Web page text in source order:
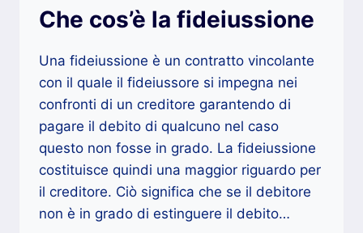
Che cos’è la fideiussione
Una fideiussione è un contratto vincolante
con il quale il fideiussore si impegna nei
confronti di un creditore garantendo di
pagare il debito di qualcuno nel caso
questo non fosse in grado. La fideiussione
costituisce quindi una maggior riguardo per
il creditore. Ciò significa che se il debitore
non è in grado di estinguere il debito…